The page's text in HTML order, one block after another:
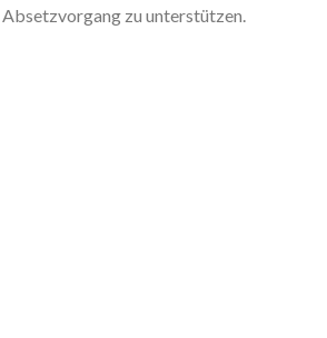
Absetzvorgang zu unterstützen.